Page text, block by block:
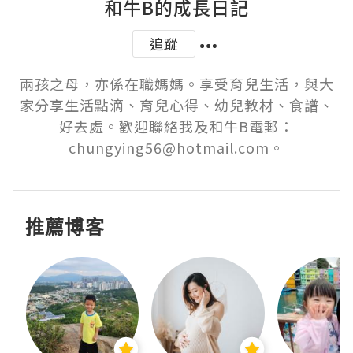
和牛B的成長日記
追蹤
兩孩之母，亦係在職媽媽。享受育兒生活，與大
家分享生活點滴、育兒心得、幼兒教材、食譜、
好去處。歡迎聯絡我及和牛B電郵：
chungying56@hotmail.com。
推薦博客